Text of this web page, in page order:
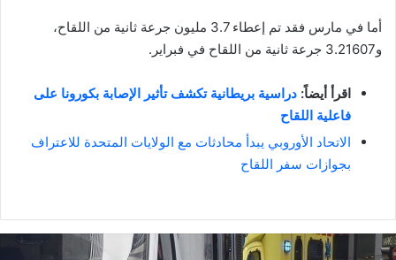
أما في مارس فقد تم إعطاء 3.7 مليون جرعة ثانية من اللقاح،
و3.21607 جرعة ثانية من اللقاح في فبراير.
اقرأ أيضاً: دراسية بريطانية تكشف تأثير الإصابة بكورونا على
فاعلية اللقاح
الاتحاد الأوروبي يبدأ محادثات مع الولايات المتحدة للاعتراف
بجوازات سفر اللقاح